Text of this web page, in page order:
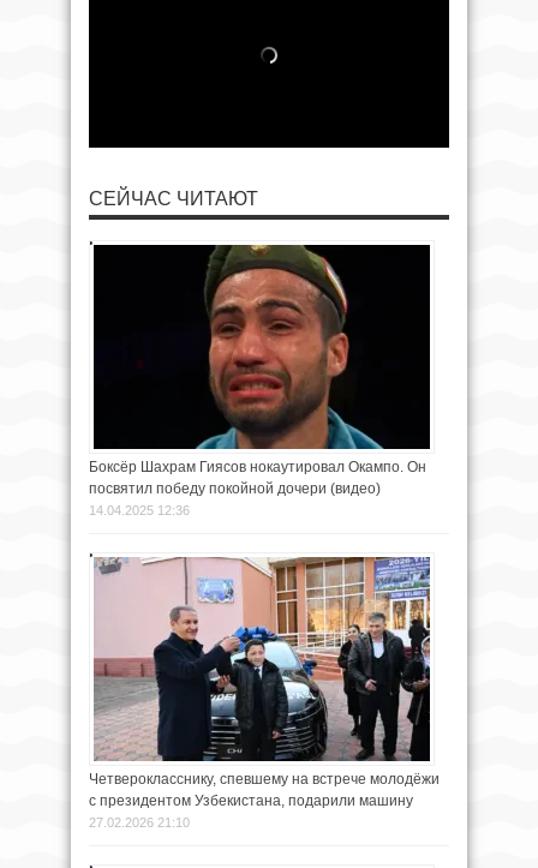
СЕЙЧАС ЧИТАЮТ
Боксёр Шахрам Гиясов нокаутировал Окампо. Он
посвятил победу покойной дочери (видео)
14.04.2025 12:36
Четверокласснику, спевшему на встрече молодёжи
с президентом Узбекистана, подарили машину
27.02.2026 21:10